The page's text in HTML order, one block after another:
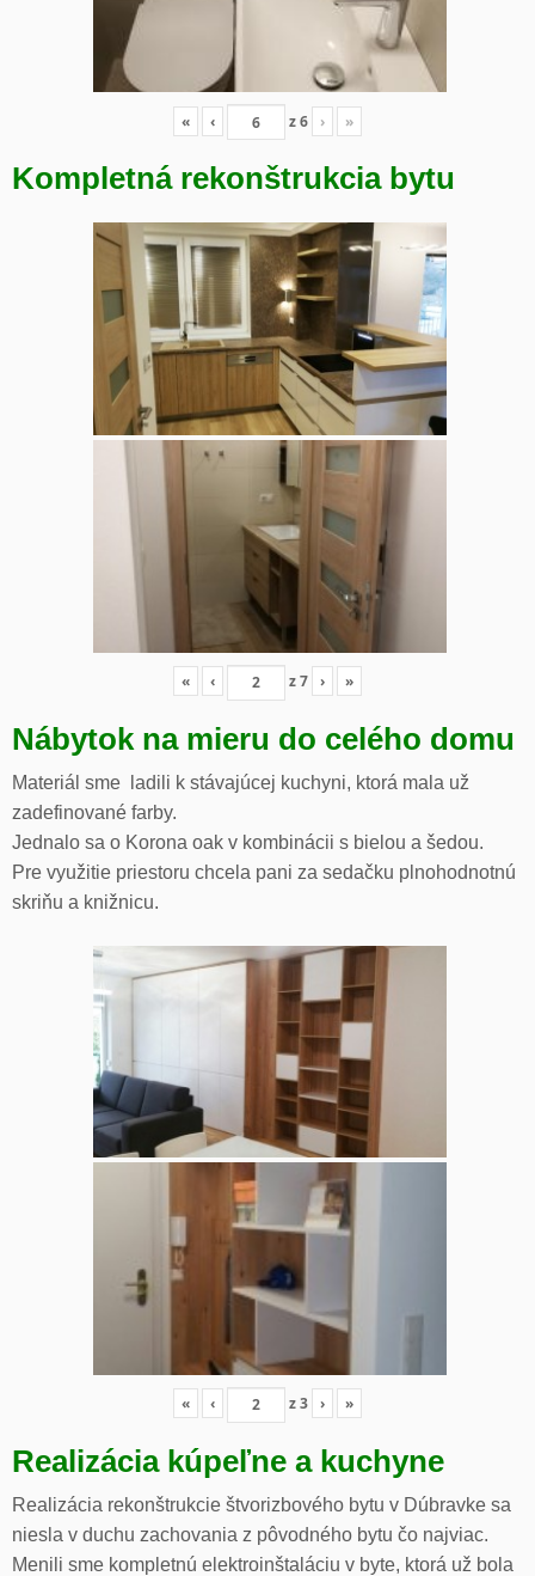
« ‹ z6 › »
Kompletná rekonštrukcia bytu
« ‹ z7 › »
Nábytok na mieru do celého domu
Materiál sme ladili k stávajúcej kuchyni, ktorá mala už
zadefinované farby.
Jednalo sa o Korona oak v kombinácii s bielou a šedou.
Pre využitie priestoru chcela pani za sedačku plnohodnotnú
skriňu a knižnicu.
« ‹ z3 › »
Realizácia kúpeľne a kuchyne
Realizácia rekonštrukcie štvorizbového bytu v Dúbravke sa
niesla v duchu zachovania z pôvodného bytu čo najviac.
Menili sme kompletnú elektroinštaláciu v byte, ktorá už bola